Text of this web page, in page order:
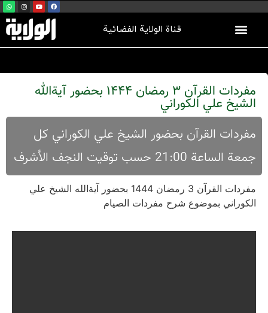
قناة الولاية الفضائية
مفردات القرآن 3 رمضان 1444 بحضور آيةالله
الشيخ علي الكوراني
مفردات القرآن بحضور الشيخ علي الكوراني كل
جمعة الساعة 21:00 حسب توقيت النجف الأشرف
مفردات القرآن 3 رمضان 1444 بحضور آيةالله الشيخ علي
الكوراني بموضوع شرح مفردات الصيام